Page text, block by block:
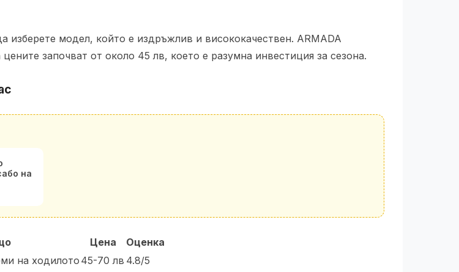
модел, който е издръжлив и висококачествен. ARMADA
започват от около 45 лв, което е разумна инвестиция за сезона.
на
Цена
Оценка
на ходилото 45-70 лв 4.8/5